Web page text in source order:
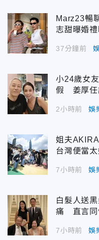
Marz23暢
志甜曝婚
37分鐘前
小24歲女
假 姜厚任
2小時前 娛
姐夫
台灣便當
7小時前 娛
白髮人送
痛 直言同
7小時前 娛